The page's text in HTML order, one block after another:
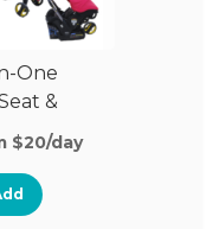
One
&
$20/day